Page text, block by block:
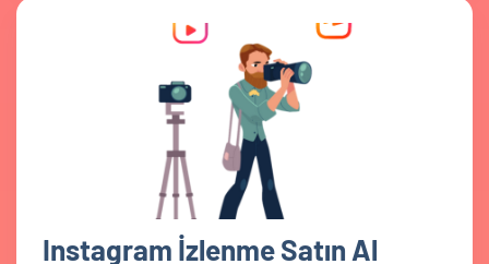
Instagram İzlenme Satın Al